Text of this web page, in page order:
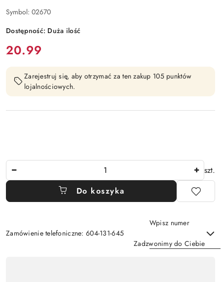
Symbol: 02670
Dostępność: Duża ilość
cena:
20.99
Zarejestruj się, aby otrzymać za ten zakup 105 punktów
lojalnościowych.
szt.
Do koszyka
Zamówienie telefoniczne: 604-131-645
Wpisz numer
Zadzwonimy do Ciebie